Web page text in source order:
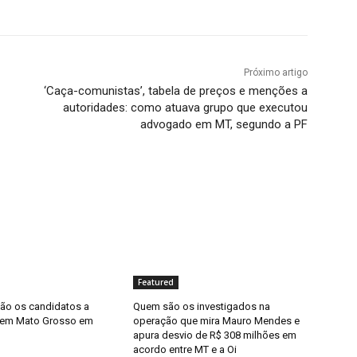
Próximo artigo
‘Caça-comunistas’, tabela de preços e menções a
autoridades: como atuava grupo que executou
advogado em MT, segundo a PF
os candidatos a
Mato Grosso em
Featured
Quem são os investigados na
operação que mira Mauro Mendes e
apura desvio de R$ 308 milhões em
acordo entre MT e a Oi